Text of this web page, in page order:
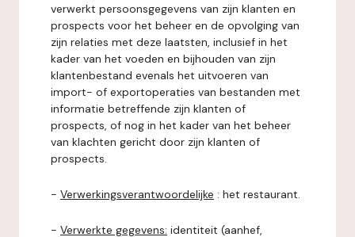
verwerkt persoonsgegevens van zijn klanten en
prospects voor het beheer en de opvolging van
zijn relaties met deze laatsten, inclusief in het
kader van het voeden en bijhouden van zijn
klantenbestand evenals het uitvoeren van
import- of exportoperaties van bestanden met
informatie betreffende zijn klanten of
prospects, of nog in het kader van het beheer
van klachten gericht door zijn klanten of
prospects.
- Verwerkingsverantwoordelijke : het restaurant.
- Verwerkte gegevens: identiteit (aanhef,